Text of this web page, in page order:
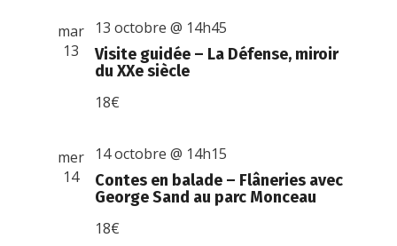
mar
13
Visite guidée – La Défense, miroir
du XXe siècle
13 octobre @ 14h45
18€
mer
14
Contes en balade – Flâneries avec
George Sand au parc Monceau
14 octobre @ 14h15
18€